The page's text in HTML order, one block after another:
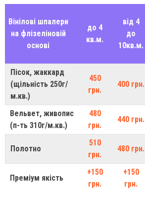
Вінілові шпалери
на флізеліновій
основі
до 4
кв.м.
від 4
до
10кв.м.
Пісок, жаккард
(щільність 250г/
м.кв.)
450
грн.
400 грн.
Вельвет, живопис
(п-ть 310г/м.кв.)
480
грн.
440 грн.
Полотно
510
грн.
480 грн.
Преміум якість
+150
грн.
+150
грн.